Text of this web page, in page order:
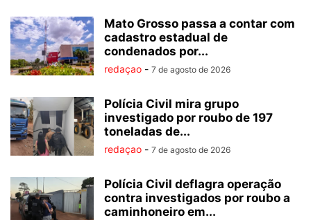
Mato Grosso passa a contar com
cadastro estadual de
condenados por...
redaçao - 7 de agosto de 2026
Polícia Civil mira grupo
investigado por roubo de 197
toneladas de...
redaçao - 7 de agosto de 2026
Polícia Civil deflagra operação
contra investigados por roubo a
caminhoneiro em...